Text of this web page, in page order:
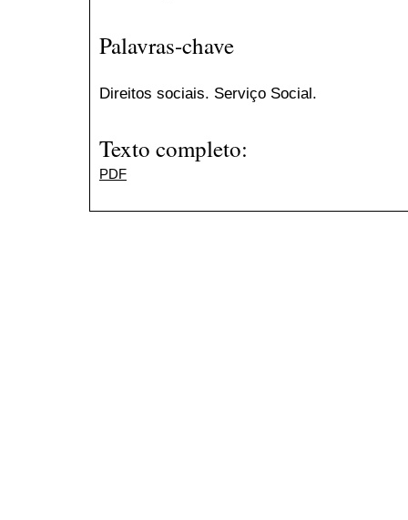
Palavras-chave
Direitos sociais. Serviço Social.
Texto completo:
PDF